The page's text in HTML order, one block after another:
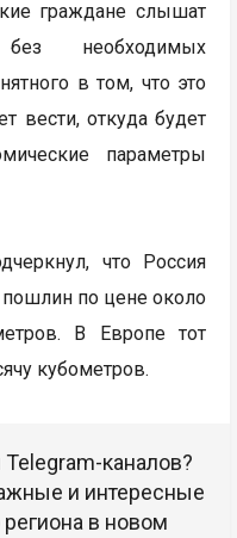
граждане слышат
необходимых
в том, что это
вести, откуда будет
параметры
что Россия
пошлин по цене около
В Европе тот
кубометров.
каналов?
и интересные
в новом